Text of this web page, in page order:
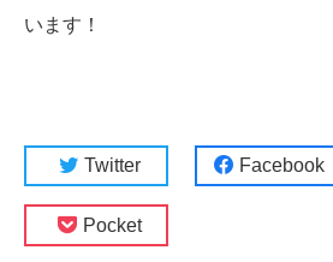
います！
Twitter Facebook
Pocket